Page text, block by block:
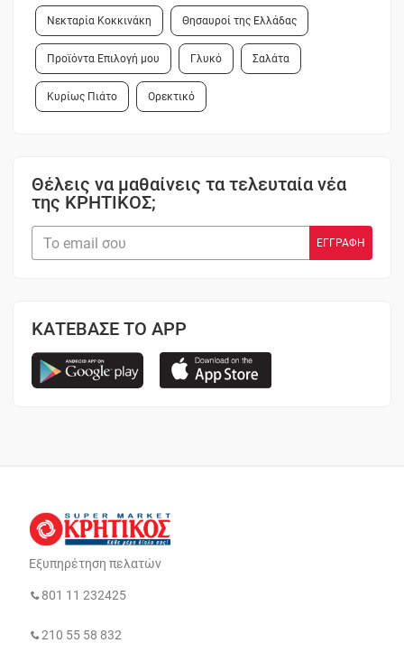
Νεκταρία Κοκκινάκη Θησαυροί της Ελλάδας
Προϊόντα Επιλογή μου Γλυκό Σαλάτα
Κυρίως Πιάτο Ορεκτικό
Θέλεις να μαθαίνεις τα τελευταία νέα
της ΚΡΗΤΙΚΟΣ;
ΚΑΤΕΒΑΣΕ ΤΟ APP
Εξυπηρέτηση πελατών
801 11 232425
210 55 58 832